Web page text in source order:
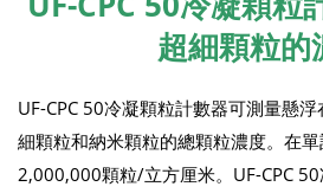
超細顆粒的
UF-CPC 50冷凝顆粒計數器可測量懸
細顆粒和納米顆粒的總顆粒濃度。在
2,000,000顆粒/立方厘米。UF-CPC